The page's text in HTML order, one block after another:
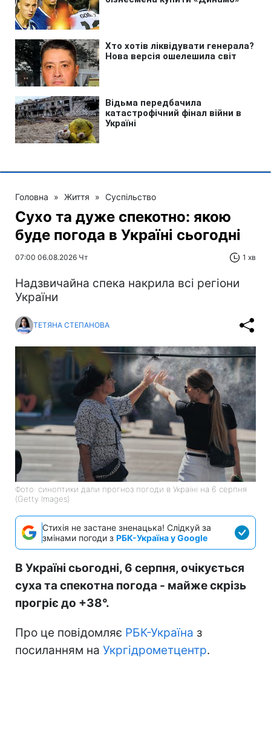
Головна » Життя » Суспільство
Сухо та дуже спекотно: якою
буде погода в Україні сьогодні
07:00 06.08.2026 Чт 1 хв
Надзвичайна спека накрила всі регіони
України
ТЕТЯНА СТЕПАНОВА
Фото: синоптики дали прогноз погоди в Україні на 6 серпня
(Getty Images)
Стихія не застане зненацька! Слідкуй за
змінами погоди з РБК-Україна у Google
В Україні сьогодні, 6 серпня, очікується
суха та спекотна погода - майже скрізь
прогріє до +38°.
Про це повідомляє РБК-Україна з
посиланням на Укргідрометцентр.